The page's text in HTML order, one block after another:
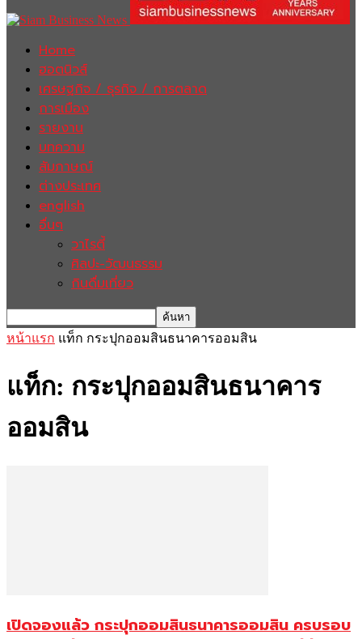
Home
ฮอตนิวส์
เศรษฐกิจ / ธุรกิจ / การตลาด
การเมือง
รายงาน
บทความ
สัมภาษณ์
ต่างประเทศ
english
อื่นๆ
วาไรตี้
ศิลปะ-วัฒนธรรม
กินดื่มเที่ยว
หน้าแรก แท็ก กระปุกออมสินธนาคารออมสิน
แท็ก: กระปุกออมสินธนาคาร
ออมสิน
เปิดจองแล้ว กระปุกออมสินธนาคารออมสิน ครบรอบ